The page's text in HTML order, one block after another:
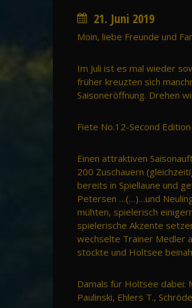
21. Juni 2019
Moin, liebe Freunde und
Im Juli ist es mal wieder
früher kreuzten sich
Saisoneröffnung. Drehen
Fiete No.12-Second
Einen attraktiven
200 Zuschauern
bereits in Spiellaune und
Petersen …(…)…und
mühten, spielerisch
spielerische Akzente
wechselte Trainer Medler
stockte und Holtsee
Damals für Holtsee dabei:
Paulinski, Ehlers T.,